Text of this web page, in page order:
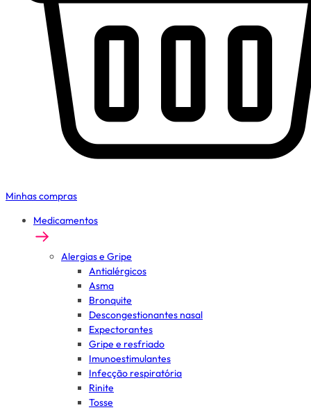
Minhas compras
Medicamentos
Alergias e Gripe
Antialérgicos
Asma
Bronquite
Descongestionantes nasal
Expectorantes
Gripe e resfriado
Imunoestimulantes
Infecção respiratória
Rinite
Tosse